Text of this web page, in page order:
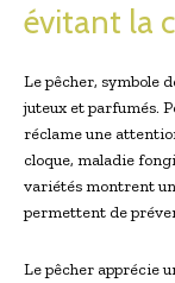
évitant la
Le pêcher, symbole
juteux et parfumés.
réclame une
cloque, maladie
variétés montrent
permettent de
Le pêcher apprécie